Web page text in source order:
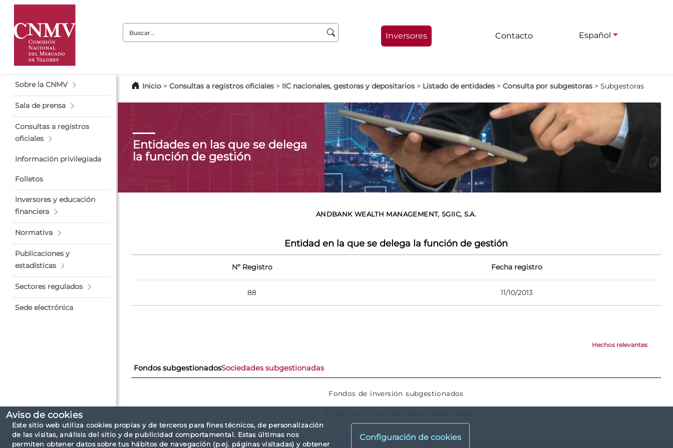
Aviso de cookies
Este sitio web utiliza cookies propias y de terceros para fines técnicos, de personalización
de las visitas, análisis del sitio y de publicidad comportamental. Estas últimas nos
permiten obtener datos sobre tus hábitos de navegación (p.ej. páginas visitadas) y obtener
Configuración de cookies
Buscar:
Inversores Contacto Español
Sobre la CNMV
Sala de prensa
Consultas a registros
oficiales
Información privilegiada
Folletos
Inversores y educación
financiera
Normativa
Publicaciones y
estadísticas
Sectores regulados
Sede electrónica
Inicio > Consultas a registros oficiales > IIC nacionales, gestoras y depositarios > Listado de entidades > Consulta por subgestoras > Subgestoras
Entidades en las que se delega
la función de gestión
ANDBANK WEALTH MANAGEMENT, SGIIC, S.A.
Entidad en la que se delega la función de gestión
Nº Registro Fecha registro
88 11/10/2013
Hechos relevantes
Fondos subgestionadosSociedades subgestionadas
Fondos de inversión subgestionados